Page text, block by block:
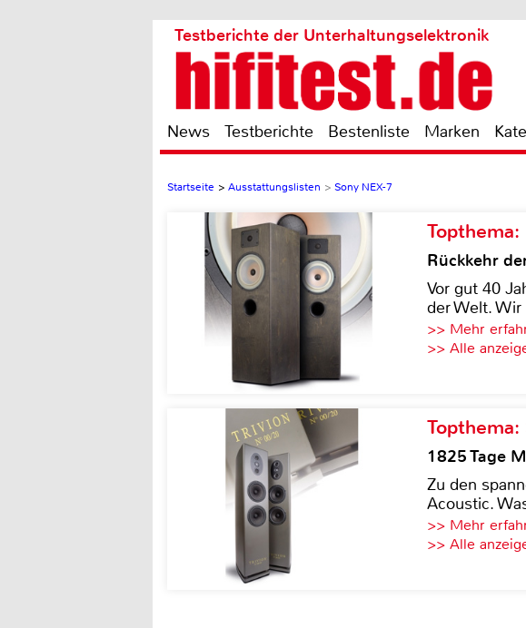
Testberichte der Unterhaltungselektronik
News Testberichte Bestenliste Marken
Startseite > Ausstattungslisten > Sony NEX-7
Rückkehr
Vor gut 40
der Welt.
>> Mehr
>> Alle
1825 Tage
Zu den
Acoustic.
>> Mehr
>> Alle